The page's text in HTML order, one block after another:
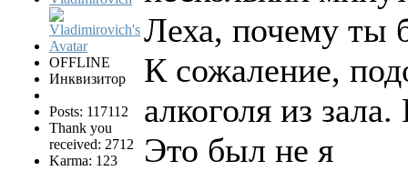
OFFLINE
Инквизитор
Posts: 117112
Thank you
received: 2712
Karma: 123
Леха, почему ты
К сожаление,
алкоголя из
Это был не я